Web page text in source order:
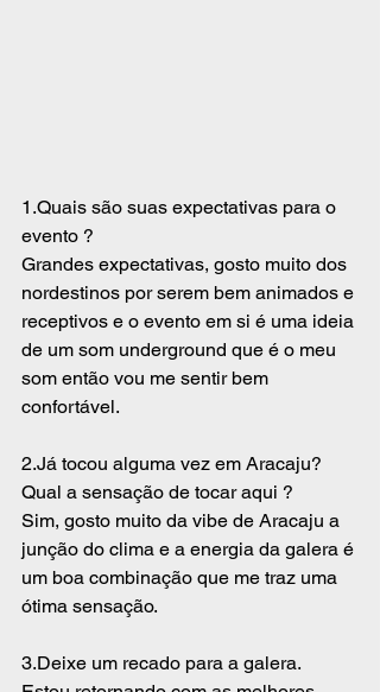
1.Quais são suas expectativas para o
evento ?
Grandes expectativas, gosto muito dos
nordestinos por serem bem animados e
receptivos e o evento em si é uma ideia
de um som underground que é o meu
som então vou me sentir bem
confortável.
2.Já tocou alguma vez em Aracaju?
Qual a sensação de tocar aqui ?
Sim, gosto muito da vibe de Aracaju a
junção do clima e a energia da galera é
um boa combinação que me traz uma
ótima sensação.
3.Deixe um recado para a galera.